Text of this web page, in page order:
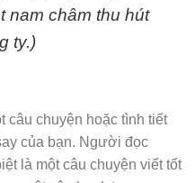
nam châm thu hút
ty.)
câu chuyện hoặc tình tiết
của bạn. Người đọc
là một câu chuyện viết tốt